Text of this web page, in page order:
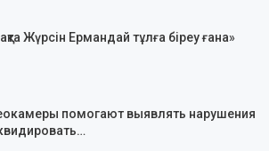
Жүрсін Ермандай тұлға біреу ғана»
помогают выявлять нарушения